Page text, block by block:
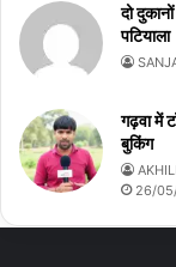
दो
पटियाला
गढ़वा में
बुकिंग
26/